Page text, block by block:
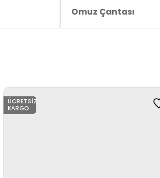
Omuz Çantası
ÜCRETSIZ
KARGO